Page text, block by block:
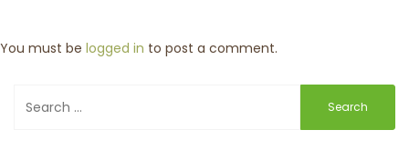
You must be logged in to post a comment.
for: